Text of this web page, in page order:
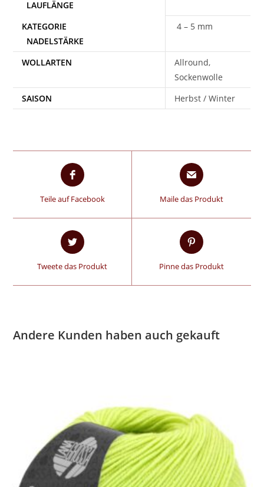
4 – 5 mm
WOLLARTEN
Allround,
Sockenwolle
SAISON
Herbst / Winter
Teile auf Facebook Maile das Produkt
Tweete das Produkt Pinne das Produkt
Andere Kunden haben auch gekauft